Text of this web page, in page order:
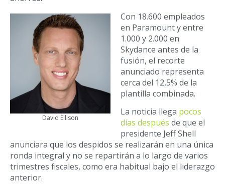
David Ellison
Con 18.600 empleados
en Paramount y entre
1.000 y 2.000 en
Skydance antes de la
fusión, el recorte
anunciado representa
cerca del 12,5% de la
plantilla combinada.
La noticia llega pocos
días después de que el
presidente Jeff Shell
anunciara que los despidos se realizarán en una única
ronda integral y no se repartirán a lo largo de varios
trimestres fiscales, como era habitual bajo el liderazgo
anterior.